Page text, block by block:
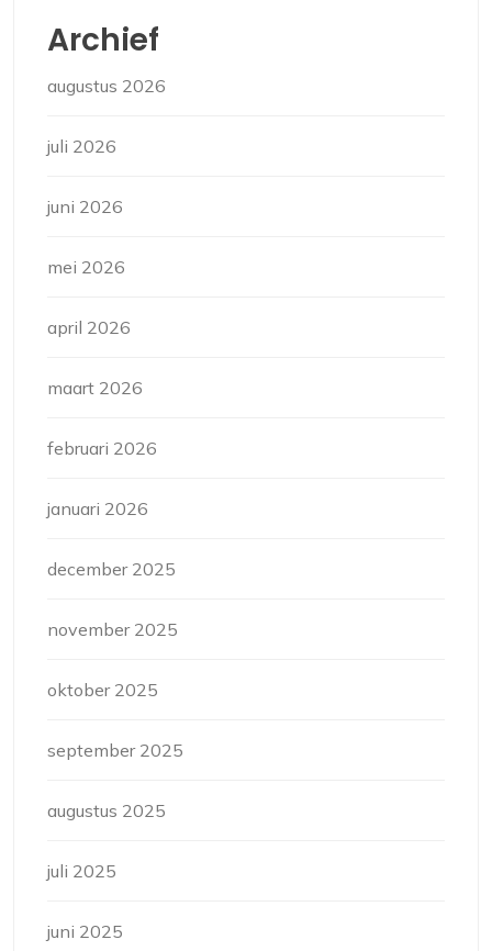
Archief
augustus 2026
juli 2026
juni 2026
mei 2026
april 2026
maart 2026
februari 2026
januari 2026
december 2025
november 2025
oktober 2025
september 2025
augustus 2025
juli 2025
juni 2025